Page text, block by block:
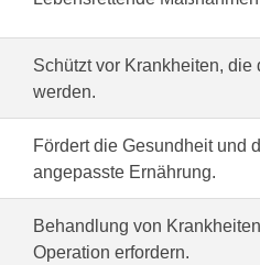
Schützt vor Krankheiten,
werden.
Fördert die Gesundheit und
angepasste Ernährung.
Behandlung von
Operation erfordern.